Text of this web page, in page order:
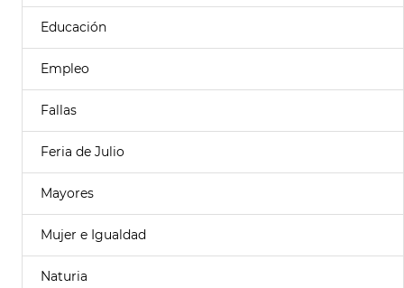
Educación
Empleo
Fallas
Feria de Julio
Mayores
Mujer e Igualdad
Naturia